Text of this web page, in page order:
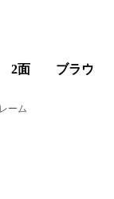
2面 ブラウ
ーム